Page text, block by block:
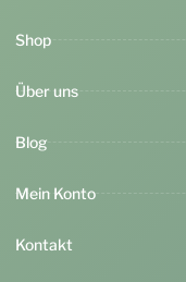
Shop
Über uns
Blog
Mein Konto
Kontakt